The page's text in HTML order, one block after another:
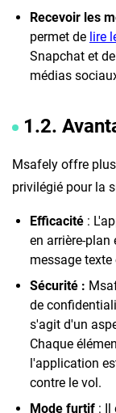
Recevoir les
permet de lire
Snapchat et
médias
1.2.
Msafely offre
privilégié pour la
Efficacité :
en arrière-plan
message
Sécurité :
de
s'agit d'un
Chaque
l'application
contre le vol.
Mode furtif : Il